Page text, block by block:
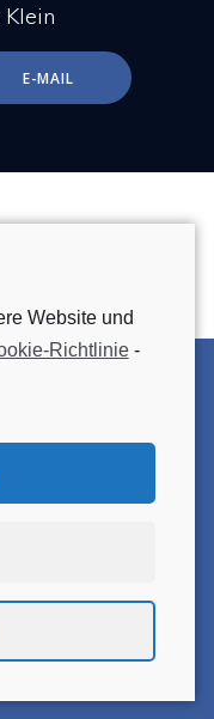
E-MAIL
Website und
Richtlinie-